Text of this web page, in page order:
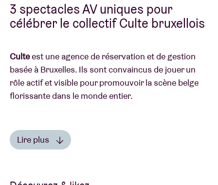
3 spectacles AV uniques pour
célébrer le collectif Culte bruxellois
Culteest une agence de réservation et de gestion
basée à Bruxelles. Ils sont convaincus de jouer un
rôle actif et visible pour promouvoir la scène belge
florissante dans le monde entier.
Mika OkietSKY H1
fêter la sortie d’Azure, le premier album de SKY H1.
Lire plus